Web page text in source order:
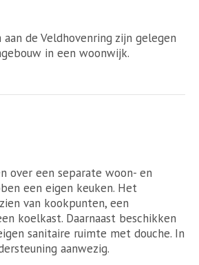
de Veldhovenring zijn gelegen
in een woonwijk.
over een separate woon- en
een eigen keuken. Het
van kookpunten, een
koelkast. Daarnaast beschikken
sanitaire ruimte met douche. In
aanwezig.